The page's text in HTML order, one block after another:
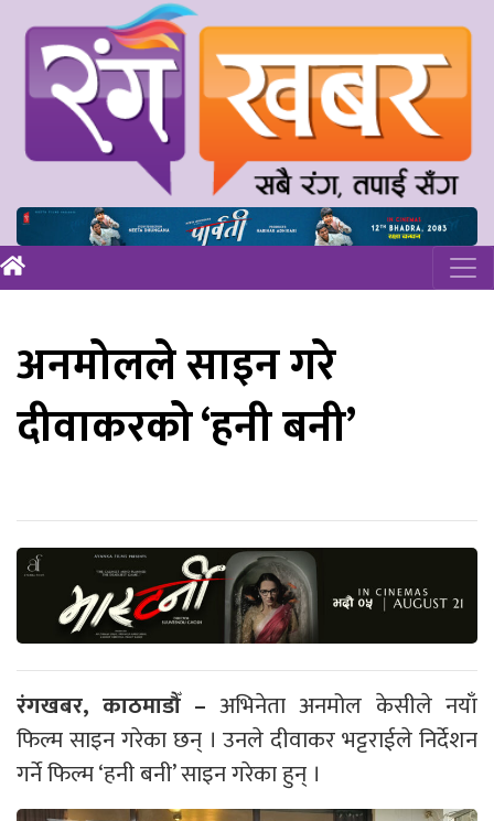
अनमोलले साइन गरे
दीवाकरको ‘हनी बनी’
रंगखबर, काठमाडौँ – अभिनेता अनमोल केसीले नयाँ
फिल्म साइन गरेका छन् । उनले दीवाकर भट्टराईले निर्देशन
गर्ने फिल्म ‘हनी बनी’ साइन गरेका हुन् ।